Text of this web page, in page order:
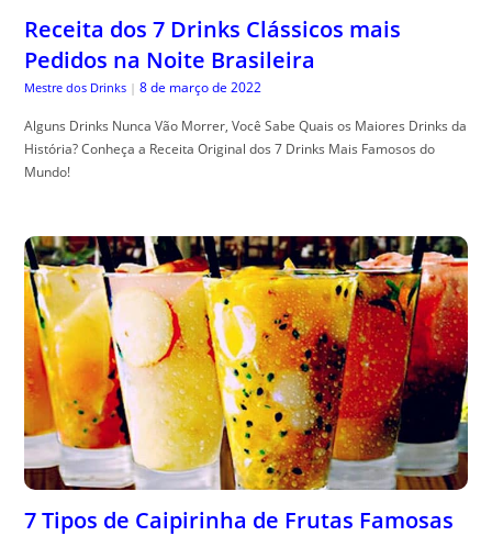
Receita dos 7 Drinks Clássicos mais
Pedidos na Noite Brasileira
Mestre dos Drinks | 8 de março de 2022
Alguns Drinks Nunca Vão Morrer, Você Sabe Quais os Maiores Drinks da
História? Conheça a Receita Original dos 7 Drinks Mais Famosos do
Mundo!
7 Tipos de Caipirinha de Frutas Famosas